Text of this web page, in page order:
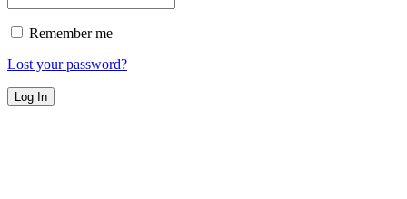
Remember me
Lost your password?